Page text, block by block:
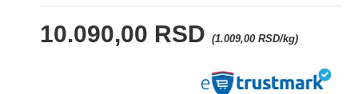
10.090,00 RSD (1.009,00 RSD/kg)